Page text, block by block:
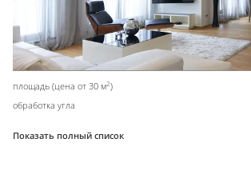
площадь (цена от 30 м2)
обработка угла
Показать полный список